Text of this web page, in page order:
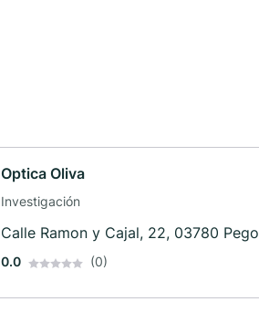
Optica Oliva
Investigación
Calle Ramon y Cajal, 22, 03780 Pego
0.0 (0)